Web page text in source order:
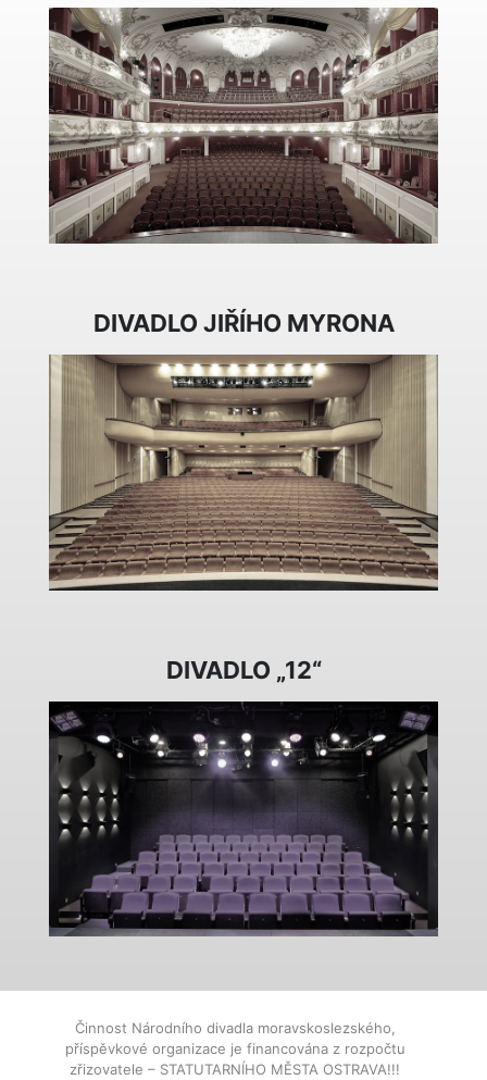
DIVADLO JIŘÍHO MYRONA
DIVADLO „12“
Činnost Národního divadla moravskoslezského,
příspěvkové organizace je financována z rozpočtu
zřizovatele – STATUTARNÍHO MĚSTA OSTRAVA!!!